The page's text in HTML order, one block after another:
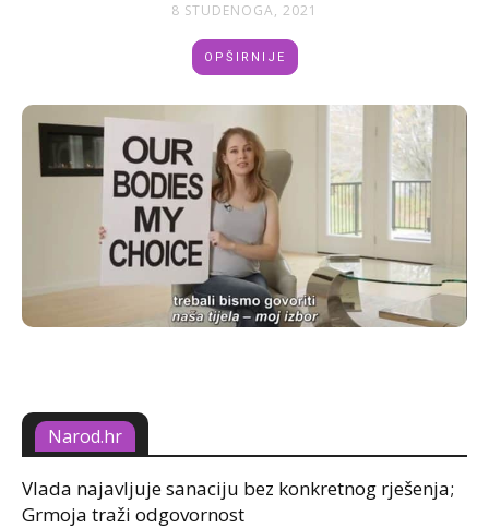
8 STUDENOGA, 2021
OPŠIRNIJE
Narod.hr
Vlada najavljuje sanaciju bez konkretnog rješenja;
Grmoja traži odgovornost